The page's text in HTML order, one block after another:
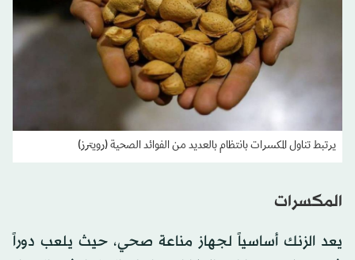
يرتبط تناول المكسرات بانتظام بالعديد من الفوائد الصحية (رويترز)
المكسرات
يعد الزنك أساسياً لجهاز مناعة صحي، حيث يلعب دوراً